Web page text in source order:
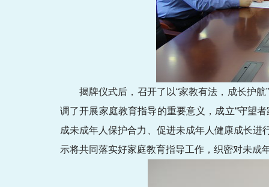
揭牌仪式后，召开了以“家教有法，成长护
调了开展家庭教育指导的重要意义，成立“守望
成未成年人保护合力、促进未成年人健康成长
示将共同落实好家庭教育指导工作，织密对未成